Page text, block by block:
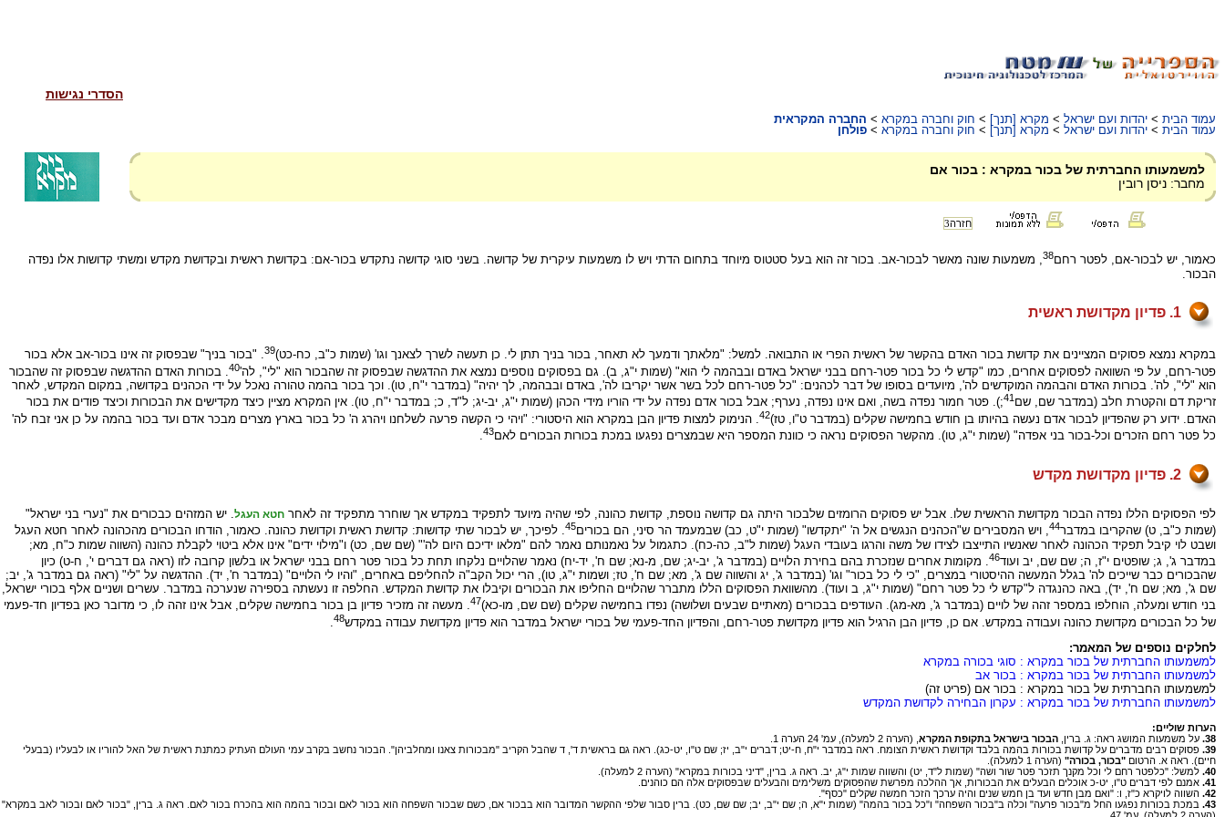
הסדרי נגישות
עמוד הבית > יהדות ועם ישראל > מקרא [תנך] > חוק וחברה במקרא > החברה המקראית
עמוד הבית > יהדות ועם ישראל > מקרא [תנך] > חוק וחברה במקרא > פולחן
למשמעותו החברתית של בכור במקרא : בכור אם
מחבר: ניסן רובין
חזרה3
כאמור, יש לבכור-אם, לפטר רחם38, משמעות שונה מאשר לבכור-אב. בכור זה הוא בעל סטטוס מיוחד בתחום הדתי ויש לו משמעות עיקרית של קדושה. בשני סוגי קדושה נתקדש בכור-אם: בקדושת ראשית ובקדושת מקדש ומשתי קדושות אלו נפדה
הבכור.
1. פדיון מקדושת ראשית
במקרא נמצא פסוקים המציינים את קדושת בכור האדם בהקשר של ראשית הפרי או התבואה. למשל: "מלאתך ודמעך לא תאחר, בכור בניך תתן לי. כן תעשה לשרך לצאנך וגו' (שמות כ"ב, כח-כט)39. "בכור בניך" שבפסוק זה אינו בכור-אב אלא בכור
פטר-רחם, על פי השוואה לפסוקים אחרים, כמו "קדש לי כל בכור פטר-רחם בבני ישראל באדם ובבהמה לי הוא" (שמות י"ג, ב). גם בפסוקים נוספים נמצא את ההדגשה שבפסוק זה שהבכור הוא "לי", לה'40. בכורות האדם ההדגשה שבפסוק זה שהבכור
הוא "לי", לה'. בכורות האדם והבהמה המוקדשים לה', מיועדים בסופו של דבר לכהנים: "כל פטר-רחם לכל בשר אשר יקריבו לה', באדם ובבהמה, לך יהיה" (במדבר י"ח, טו). וכך בכור בהמה טהורה נאכל על ידי הכהנים בקדושה, במקום המקדש, לאחר
זריקת דם והקטרת חלב (במדבר שם, שם 41;). פטר חמור נפדה בשה, ואם אינו נפדה, נערף; אבל בכור אדם נפדה על ידי הוריו מידי הכהן (שמות י"ג, יב-יג; ל"ד, כ; במדבר י"ח, טו). אין המקרא מציין כיצד מקדישים את הבכורות וכיצד פודים את בכור
האדם. ידוע רק שהפדיון לבכור אדם נעשה בהיותו בן חודש בחמישה שקלים (במדבר ט"ו, טז)42. הנימוק למצות פדיון הבן במקרא הוא היסטורי: "ויהי כי הקשה פרעה לשלחנו ויהרג ה' כל בכור בארץ מצרים מבכר אדם ועד בכור בהמה על כן אני זבח לה'
כל פטר רחם הזכרים וכל-בכור בני אפדה" (שמות י"ג, טו). מהקשר הפסוקים נראה כי כוונת המספר היא שבמצרים נפגעו במכת בכורות הבכורים לאם43
.
2. פדיון מקדושת מקדש
לפי הפסוקים הללו נפדה הבכור מקדושת הראשית שלו. אבל יש פסוקים הרומזים שלבכור היתה גם קדושה נוספת, קדושת כהונה, לפי שהיה מיועד לתפקיד במקדש אך שוחרר מתפקיד זה לאחר חטא העגל. יש המזהים כבכורים את "נערי בני ישראל"
(שמות כ"ב, ט) שהקריבו במדבר44, ויש המסבירים ש"הכהנים הנגשים אל ה' "יתקדשו" (שמות י"ט, כב) שבמעמד הר סיני, הם בכורים45. לפיכך, יש לבכור שתי קדושות: קדושת ראשית וקדושת כהונה. כאמור, הודחו הבכורים מהכהונה לאחר חטא העגל
ושבט לוי קיבל תפקיד הכהונה לאחר שאנשיו התייצבו לצידו של משה והרגו בעובדי העגל (שמות ל"ב, כה-כח). כתגמול על נאמנותם נאמר להם "מלאו ידיכם היום לה'" (שם שם, כט) ו"מילוי ידים" אינו אלא ביטוי לקבלת כהונה (השווה שמות כ"ח, מא;
במדבר ג', ג; שופטים י"ז, ה; שם שם, יב ועוד46. מקומות אחרים שנזכרת בהם בחירת הלויים (במדבר ג', יב-יג; שם, מ-נא; שם ח', יד-יח) נאמר שהלויים נלקחו תחת כל בכור פטר רחם בבני ישראל או בלשון קרובה לזו (ראה גם דברים י', ח-ט) כיון
שהבכורים כבר שייכים לה' בגלל המעשה ההיסטורי במצרים, "כי לי כל בכור" וגו' (במדבר ג', יג והשווה שם ג', מא; שם ח', טז; ושמות י"ג, טו), הרי יכול הקב"ה להחליפם באחרים, "והיו לי הלויים" (במדבר ח', יד). ההדגשה על "לי" (ראה גם במדבר ג', יב;
שם ג', מא; שם ח', יד), באה כהנגדה ל"קדש לי כל פטר רחם" (שמות י"ג, ב ועוד). מהשוואת הפסוקים הללו מתברר שהלויים החליפו את הבכורים וקיבלו את קדושת המקדש. החלפה זו נעשתה בספירה שנערכה במדבר. עשרים ושניים אלף בכורי ישראל,
בני חודש ומעלה, הוחלפו במספר זהה של לויים (במדבר ג', מא-מג). העודפים בבכורים (מאתיים שבעים ושלושה) נפדו בחמישה שקלים (שם שם, מו-כא)47. מעשה זה מזכיר פדיון בן בכור בחמישה שקלים, אבל אינו זהה לו, כי מדובר כאן בפדיון חד-פעמי
של כל הבכורים מקדושת כהונה ועבודה במקדש. אם כן, פדיון הבן הרגיל הוא פדיון מקדושת פטר-רחם, והפדיון החד-פעמי של בכורי ישראל במדבר הוא פדיון מקדושת עבודה במקדש48
.
לחלקים נוספים של המאמר:
למשמעותו החברתית של בכור במקרא : סוגי בכורה במקרא
למשמעותו החברתית של בכור במקרא : בכור אב
למשמעותו החברתית של בכור במקרא : בכור אם (פריט זה)
למשמעותו החברתית של בכור במקרא : עקרון הבחירה לקדושת המקדש
הערות שוליים:
38. על משמעות המושג ראה: ג. ברין, הבכור בישראל בתקופת המקרא , (הערה 2 למעלה), עמ' 24 הערה 1.
39. פסוקים רבים מדברים על קדושת בכורות בהמה בלבד וקדושת ראשית הצומח. ראה במדבר י"ח, ח-יט; דברים י"ב, יז; שם ט"ו, יט-כג). ראה גם בראשית ד', ד שהבל הקריב "מבכורות צאנו ומחלביהן". הבכור נחשב בקרב עמי העולם העתיק כמתנת ראשית של האל להוריו או לבעליו (בבעלי
חיים). ראה א. הרטום "בכור, בכורה" (הערה 1 למעלה).
40. למשל: "כלפטר רחם לי וכל מקנך תזכר פטר שור ושה" (שמות ל"ד, יט) והשווה שמות י"ג, יב. ראה ג. ברין, "דיני בכורות במקרא" (הערה 2 למעלה).
41. אמנם לפי דברים ט"ו, יט-כ אוכלים הבעלים את הבכורות, אך ההלכה מפרשת שהפסוקים משלימים והבעלים שבפסוקים אלה הם כוהנים.
42. השווה לויקרא כ"ז, ו: "ואם מבן חדש ועד בן חמש שנים והיה ערכך הזכר חמשה שקלים "כסף".
43. במכת בכורות נפגעו החל מ"בכור פרעה" וכלה ב"בכור השפחה" ו"כל בכור בהמה" (שמות י"א, ה; שם י"ב, יב; שם שם, כט). ברין סבור שלפי ההקשר המדובר הוא בבכור אם, כשם שבכור השפחה הוא בכור לאם ובכור בהמה הוא בהכרח בכור לאם. ראה ג. ברין, "בכור לאם ובכור לאב במקרא"